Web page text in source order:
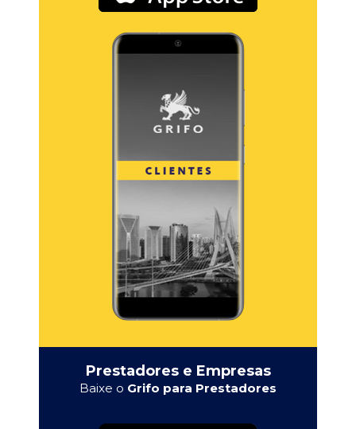
Prestadores e Empresas
Baixe o Grifo para Prestadores